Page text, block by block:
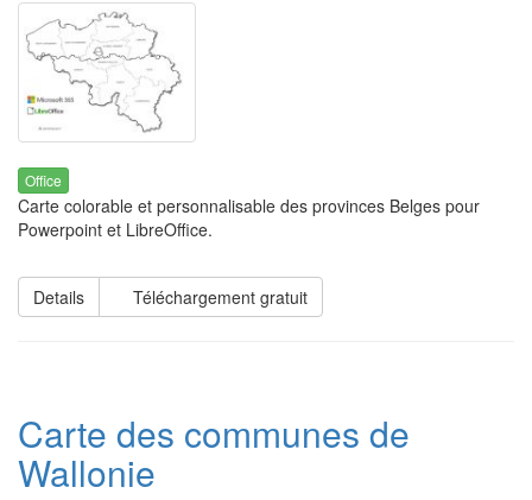
Office
Carte colorable et personnalisable des provinces Belges pour
Powerpoint et LibreOffice.
Details Téléchargement gratuit
Carte des communes de
Wallonie